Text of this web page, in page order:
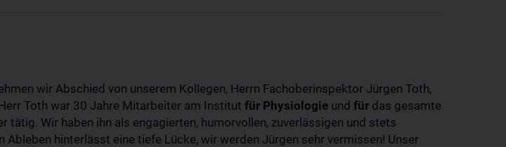
wir Abschied von unserem Kollegen, Herrn Fachoberinspektor Jürgen Toth,
Toth war 30 Jahre Mitarbeiter am Institut für Physiologie und für das gesamte
Wir haben ihn als engagierten, humorvollen, zuverlässigen und stets
hinterlässt eine tiefe Lücke, wir werden Jürgen sehr vermissen! Unser